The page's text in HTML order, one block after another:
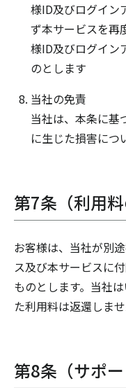
様ID及びログイン
ず本サービスを再
様ID及びログイン
のとします
当社の免責
当社は、本条に基
に生じた損害につ
第7条（利用料
お客様は、当社が別
ス及び本サービスに
ものとします。当社
た利用料は返還しませ
第8条（サポー